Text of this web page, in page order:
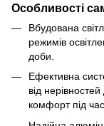
Особливості
Вбудована
режимів
доби.
Ефективна
від
комфорт під